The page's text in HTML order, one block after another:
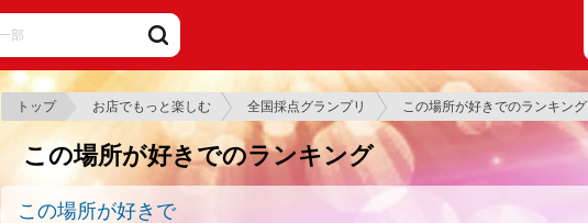
トップ お店でもっと楽しむ 全国採点グランプリ この場所が好きでのランキング
この場所が好きでのランキング
この場所が好きで